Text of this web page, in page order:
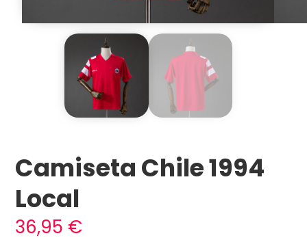
Camiseta Chile 1994
Local
36,95 €